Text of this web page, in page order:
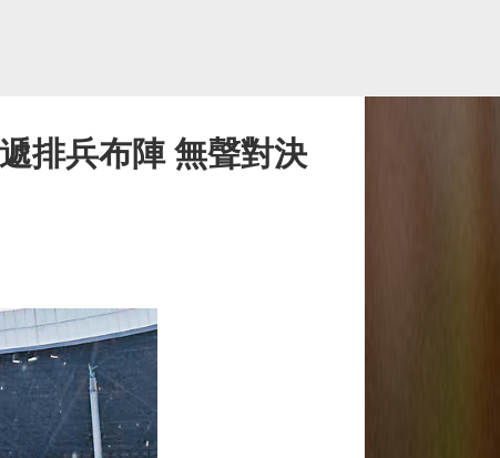
排兵布陣 無聲對決